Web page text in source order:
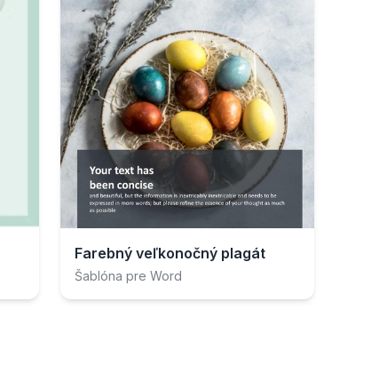
Farebný veľkonočný plagát
Šablóna pre Word